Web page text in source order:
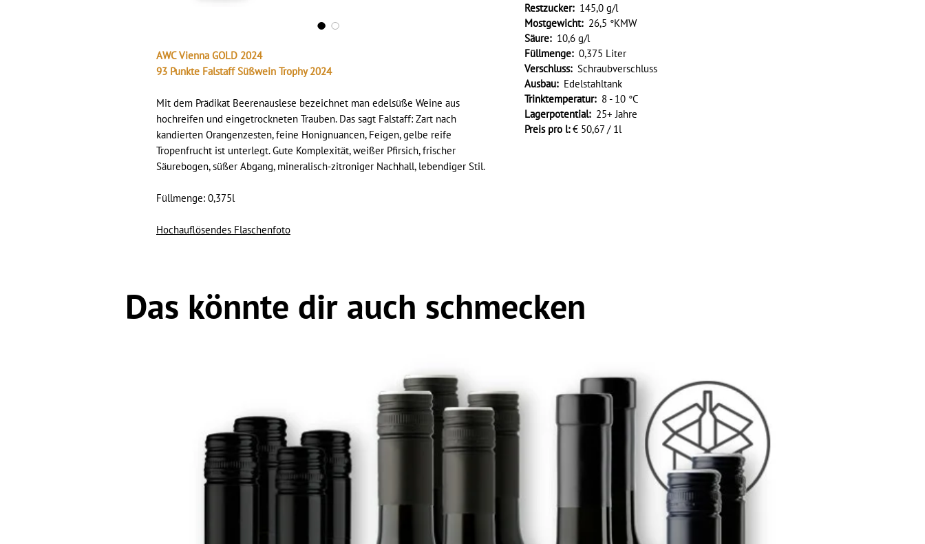
AWC Vienna GOLD 2024
93 Punkte Falstaff Süßwein Trophy 2024
Mit dem Prädikat Beerenauslese bezeichnet man edelsüße Weine aus
hochreifen und eingetrockneten Trauben. Das sagt Falstaff: Zart nach
kandierten Orangenzesten, feine Honignuancen, Feigen, gelbe reife
Tropenfrucht ist unterlegt. Gute Komplexität, weißer Pfirsich, frischer
Säurebogen, süßer Abgang, mineralisch-zitroniger Nachhall, lebendiger Stil.
Füllmenge: 0,375l
Hochauflösendes Flaschenfoto
Restzucker:145,0 g/l
Mostgewicht:26,5 °KMW
Säure:10,6 g/l
Füllmenge:0,375 Liter
Verschluss:Schraubverschluss
Ausbau:Edelstahltank
Trinktemperatur:8 - 10 °C
Lagerpotential:25+ Jahre
Preis pro l:€ 50,67 / 1l
Das könnte dir auch schmecken